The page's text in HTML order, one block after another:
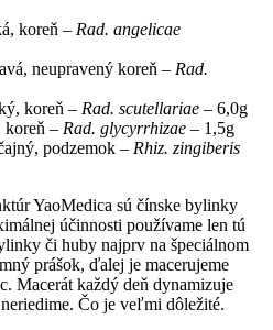
koreň – Rad. angelicae
neupravený koreň – Rad.
koreň – Rad. scutellariae – 6,0g
koreň – Rad. glycyrrhizae – 1,5g
podzemok – Rhiz. zingiberis
YaoMedica sú čínske bylinky
účinnosti používame len tú
či huby najprv na špeciálnom
prášok, ďalej je macerujeme
Macerát každý deň dynamizuje
Čo je veľmi dôležité.